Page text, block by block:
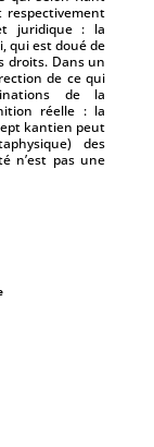
juridique : la
qui est doué de
droits. Dans un
de ce qui
de la
réelle : la
kantien peut
des
n’est pas une